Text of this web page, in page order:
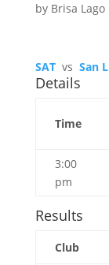
by Brisa Lago
SAT vs San
Details
Time
3:00
pm
Results
Club